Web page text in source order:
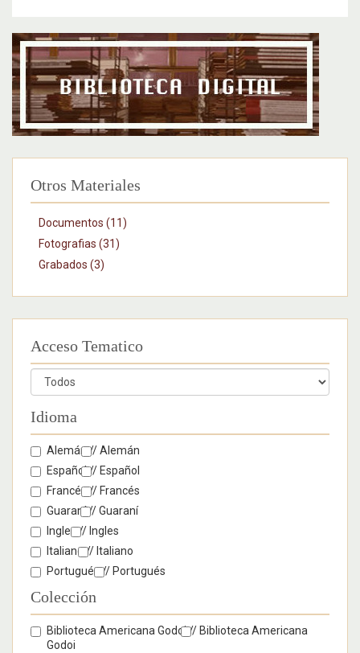
Otros Materiales
Documentos (11)
Fotografias (31)
Grabados (3)
Acceso Tematico
Idioma
Alemán //Alemán
Español // Español
Francés // Francés
Guaraní //Guaraní
Ingles // Ingles
Italiano // Italiano
Portugués // Portugués
Colección
Biblioteca Americana Godoi // Biblioteca Americana
Godoi